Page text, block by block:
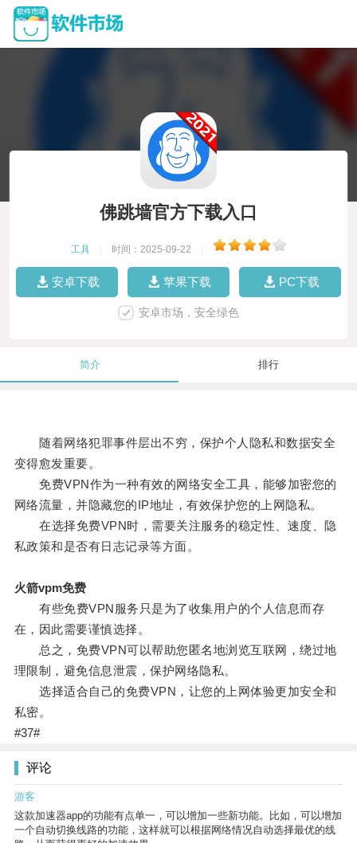
佛跳墙官方下载入口
工具 时间：2025-09-22
安卓下载 苹果下载 PC下载
安卓市场，安全绿色
简介 排行
随着网络犯罪事件层出不穷，保护个人隐私和数据安全
变得愈发重要。
免费VPN作为一种有效的网络安全工具，能够加密您的
网络流量，并隐藏您的IP地址，有效保护您的上网隐私。
在选择免费VPN时，需要关注服务的稳定性、速度、隐
私政策和是否有日志记录等方面。
火箭vpm免费
有些免费VPN服务只是为了收集用户的个人信息而存
在，因此需要谨慎选择。
总之，免费VPN可以帮助您匿名地浏览互联网，绕过地
理限制，避免信息泄震，保护网络隐私。
选择适合自己的免费VPN，让您的上网体验更加安全和
私密。
#37#
评论
游客
这款加速器app的功能有点单一，可以增加一些新功能。比如，可以增加
一个自动切换线路的功能，这样就可以根据网络情况自动选择最优的线